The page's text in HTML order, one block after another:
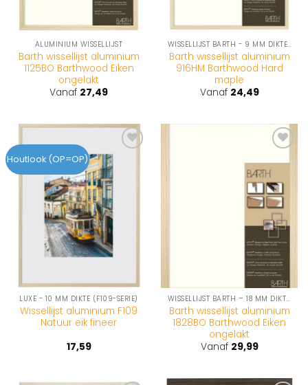
ALUMINIUM WISSELLIJST
Barth wissellijst aluminium
1125BO Barthwood Eiken
ongelakt
Vanaf 27,49
WISSELLIJST BARTH - 9 MM DIKTE (916-SERIE)
Barth wissellijst aluminium
916HM Barthwood Hard
maple
Vanaf 24,49
Houtlook (OP=OP)
Toevoegen
aan
wenslijst
LUXE - 10 MM DIKTE (F109-SERIE)
Wissellijst aluminium F109
Natuur eik fineer
17,59
aan
wenslijst
WISSELLIJST BARTH – 18 MM DIKTE (1828-SERIE)
Barth wissellijst aluminium
1828BO Barthwood Eiken
ongelakt
Vanaf 29,99